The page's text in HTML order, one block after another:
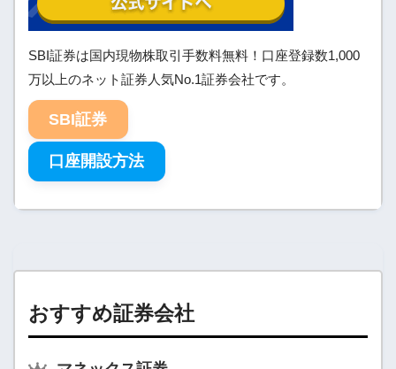
SBI証券は国内現物株取引手数料無料！口座登録数1,000
万以上のネット証券人気No.1証券会社です。
SBI証券
口座開設方法
おすすめ証券会社